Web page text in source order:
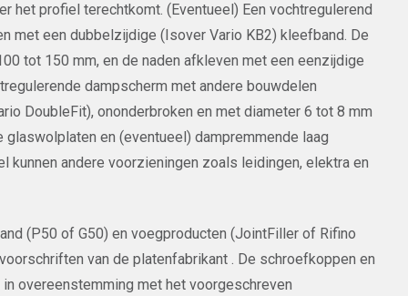
het profiel terechtkomt. (Eventueel) Een vochtregulerend
met een dubbelzijdige (Isover Vario KB2) kleefband. De
tot 150 mm, en de naden afkleven met een eenzijdige
dampscherm met andere bouwdelen
DoubleFit), ononderbroken en met diameter 6 tot 8 mm
en (eventueel) dampremmende laag
andere voorzieningen zoals leidingen, elektra en
(P50 of G50) en voegproducten (JointFiller of Rifino
van de platenfabrikant . De schroefkoppen en
overeenstemming met het voorgeschreven